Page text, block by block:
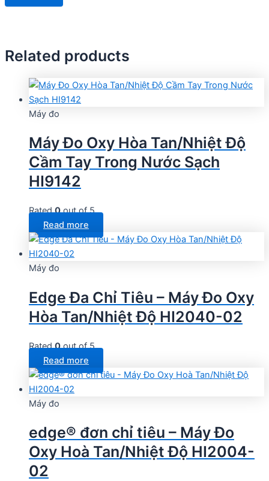
Related products
Máy đo
Máy Đo Oxy Hòa Tan/Nhiệt Độ
Cầm Tay Trong Nước Sạch
HI9142
Rated0out of 5
Read more
Máy đo
Edge Đa Chỉ Tiêu – Máy Đo Oxy
Hòa Tan/Nhiệt Độ HI2040-02
Rated0out of 5
Read more
Máy đo
edge® đơn chỉ tiêu – Máy Đo
Oxy Hoà Tan/Nhiệt Độ HI2004-
02